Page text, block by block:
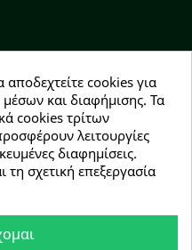
οι πρώτοι που θα
εκπτώσεις
cookies για
και διαφήμισης. Τα
cookies τρίτων
λειτουργίες
διαφημίσεις.
σχετική επεξεργασία